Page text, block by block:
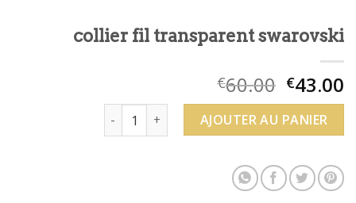
collier fil transparent swarovski
€60.00 €43.00
quantité de collier fil transparent swarovski
AJOUTER AU PANIER